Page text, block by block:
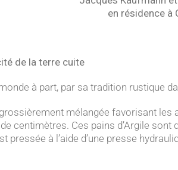
en résidence à
de la terre cuite
à part, par sa tradition rustique
mélangée favorisant les
centimètres. Ces pains d’Argile sont
à l’aide d’une presse